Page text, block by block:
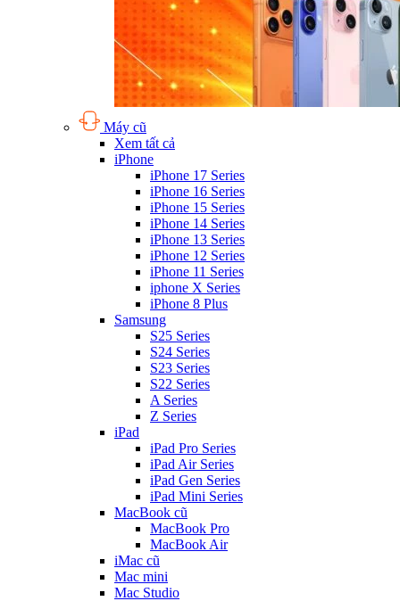
Máy cũ
Xem tất cả
iPhone
iPhone 17 Series
iPhone 16 Series
iPhone 15 Series
iPhone 14 Series
iPhone 13 Series
iPhone 12 Series
iPhone 11 Series
iphone X Series
iPhone 8 Plus
Samsung
S25 Series
S24 Series
S23 Series
S22 Series
A Series
Z Series
iPad
iPad Pro Series
iPad Air Series
iPad Gen Series
iPad Mini Series
MacBook cũ
MacBook Pro
MacBook Air
iMac cũ
Mac mini
Mac Studio